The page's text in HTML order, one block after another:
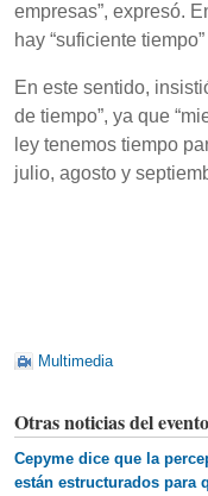
empresas”, expresó.
hay “suficiente
En este sentido,
de tiempo”, ya que
ley tenemos tiempo
julio, agosto y
Multimedia
Otras noticias del
Cepyme dice que la
están estructurados para